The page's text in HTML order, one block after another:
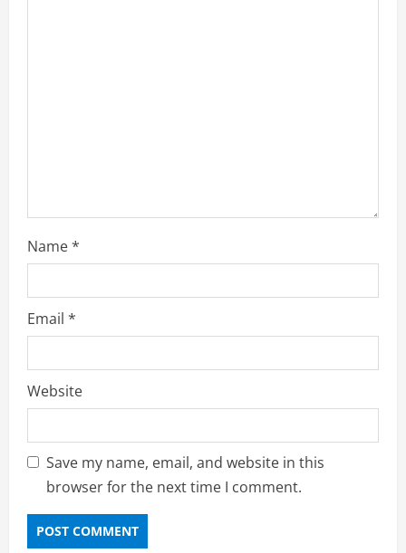
Name*
Email *
Website
Save my name, email, and website in this
browser for the next time I comment.